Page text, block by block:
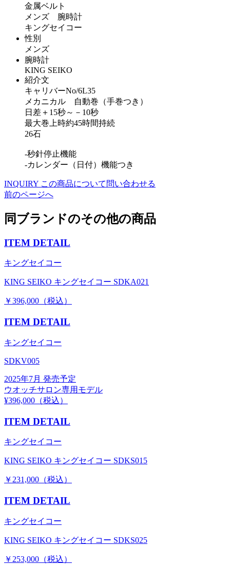
金属ベルト
メンズ 腕時計
キングセイコー
性別
メンズ
腕時計
KING SEIKO
紹介文
キャリバーNo/6L35
メカニカル 自動巻（手巻つき）
日差＋15秒～－10秒
最大巻上時約45時間持続
26石
-秒針停止機能
-カレンダー（日付）機能つき
INQUIRY この商品について問い合わせる
前のページへ
同ブランドのその他の商品
ITEM DETAIL
キングセイコー
KING SEIKO キングセイコー SDKA021
￥396,000（税込）
ITEM DETAIL
キングセイコー
SDKV005
2025年7月 発売予定
ウオッチサロン専用モデル
¥396,000（税込）
ITEM DETAIL
キングセイコー
KING SEIKO キングセイコー SDKS015
￥231,000（税込）
ITEM DETAIL
キングセイコー
KING SEIKO キングセイコー SDKS025
￥253,000（税込）